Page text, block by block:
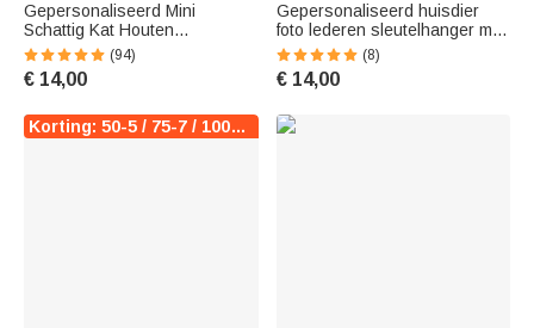
Gepersonaliseerd Mini
Schattig Kat Houten
Gesneden Beeldje
Verzamelbeeldje met Naam
Home Bureaudecor
Kattenliefhebbers
(94)
€ 14,00
Gepersonaliseerd huisdier
foto lederen sleutelhanger met
bericht Memorial Sympathie
geschenk voor
dierenliefhebbers
(8)
€ 14,00
Korting: 50-5 / 75-7 / 100-10